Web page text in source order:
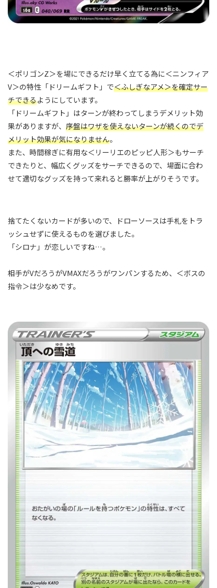
＜ポリゴンZ＞を場にできるだけ早く立てる為に＜ニンフィア
V＞の特性「ドリームギフト」で＜ふしぎなアメ＞を確定サー
チできるようにしています。
「ドリームギフト」はターンが終わってしまうデメリット効
果がありますが、 序盤はワザを使えないターンが続くのでデ
メリット効果が気になりません。
また、時間稼ぎに有用な＜リーリエのピッピ人形＞もサーチ
できたりと、幅広くグッズをサーチできるので、場面に合わ
せて適切なグッズを持って来れると勝率が上がりそうです。
捨てたくないカードが多いので、ドローソースは手札をトラ
ッシュせずに使えるものを選びました。
「シロナ」が恋しいですね…。
相手がVだろうがVMAXだろうがワンパンするため、＜ボスの
指令＞は少なめです。